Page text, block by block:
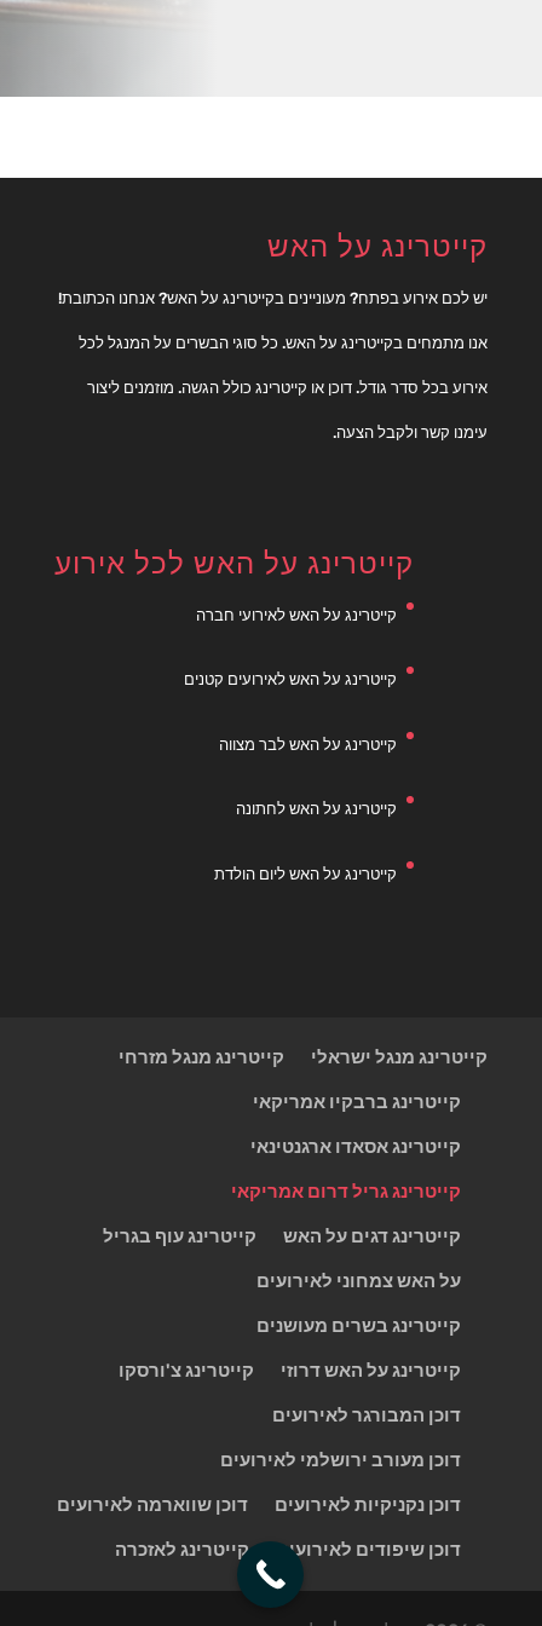
קייטרינג על האש
יש לכם אירוע בפתח? מעוניינים בקייטרינג על האש? אנחנו הכתובת!
אנו מתמחים בקייטרינג על האש. כל סוגי הבשרים על המנגל לכל
אירוע בכל סדר גודל. דוכן או קייטרינג כולל הגשה. מוזמנים ליצור
עימנו קשר ולקבל הצעה.
קייטרינג על האש לכל אירוע
קייטרינג על האש לאירועי חברה
קייטרינג על האש לאירועים קטנים
קייטרינג על האש לבר מצווה
קייטרינג על האש לחתונה
קייטרינג על האש ליום הולדת
קייטרינג מנגל ישראלי קייטרינג מנגל מזרחי
קייטרינג ברבקיו אמריקאי
קייטרינג אסאדו ארגנטינאי
קייטרינג גריל דרום אמריקאי
קייטרינג דגים על האש קייטרינג עוף בגריל
על האש צמחוני לאירועים
קייטרינג בשרים מעושנים
קייטרינג על האש דרוזי קייטרינג צ'ורסקו
דוכן המבורגר לאירועים
דוכן מעורב ירושלמי לאירועים
דוכן נקניקיות לאירועים דוכן שווארמה לאירועים
דוכן שיפודים לאירועים קייטרינג לאזכרה